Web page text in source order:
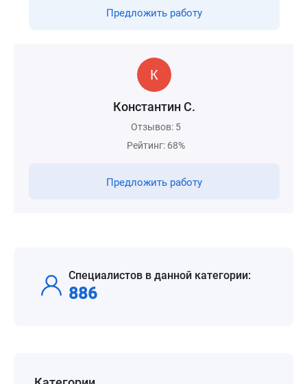
Предложить работу
Константин С.
Отзывов: 5
Рейтинг: 68%
Предложить работу
Специалистов в данной категории:
886